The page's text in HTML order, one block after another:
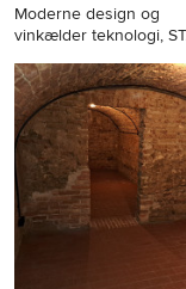
Moderne design og
vinkælder teknologi,